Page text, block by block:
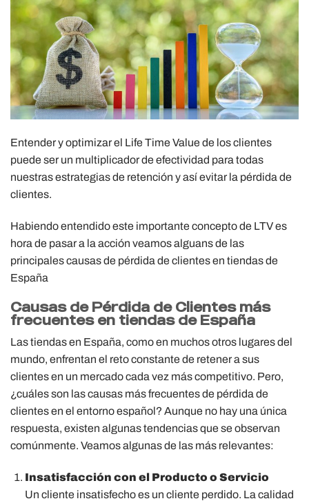
Entender y optimizar el Life Time Value de los clientes
puede ser un multiplicador de efectividad para todas
nuestras estrategias de retención y así evitar la pérdida de
clientes.
Habiendo entendido este importante concepto de LTV es
hora de pasar a la acción veamos alguans de las
principales causas de pérdida de clientes en tiendas de
España
Causas de Pérdida de Clientes más
frecuentes en tiendas de España
Las tiendas en España, como en muchos otros lugares del
mundo, enfrentan el reto constante de retener a sus
clientes en un mercado cada vez más competitivo. Pero,
¿cuáles son las causas más frecuentes de pérdida de
clientes en el entorno español? Aunque no hay una única
respuesta, existen algunas tendencias que se observan
comúnmente. Veamos algunas de las más relevantes:
Insatisfacción con el Producto o Servicio
Un cliente insatisfecho es un cliente perdido. La calidad